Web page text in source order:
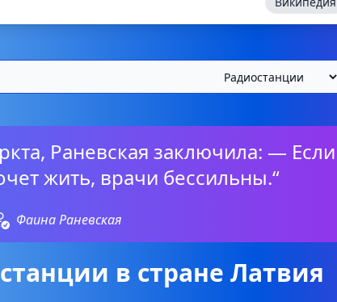
Раневская заключила: — Если
жить, врачи бессильны.“
Фаина Раневская
в стране Латвия